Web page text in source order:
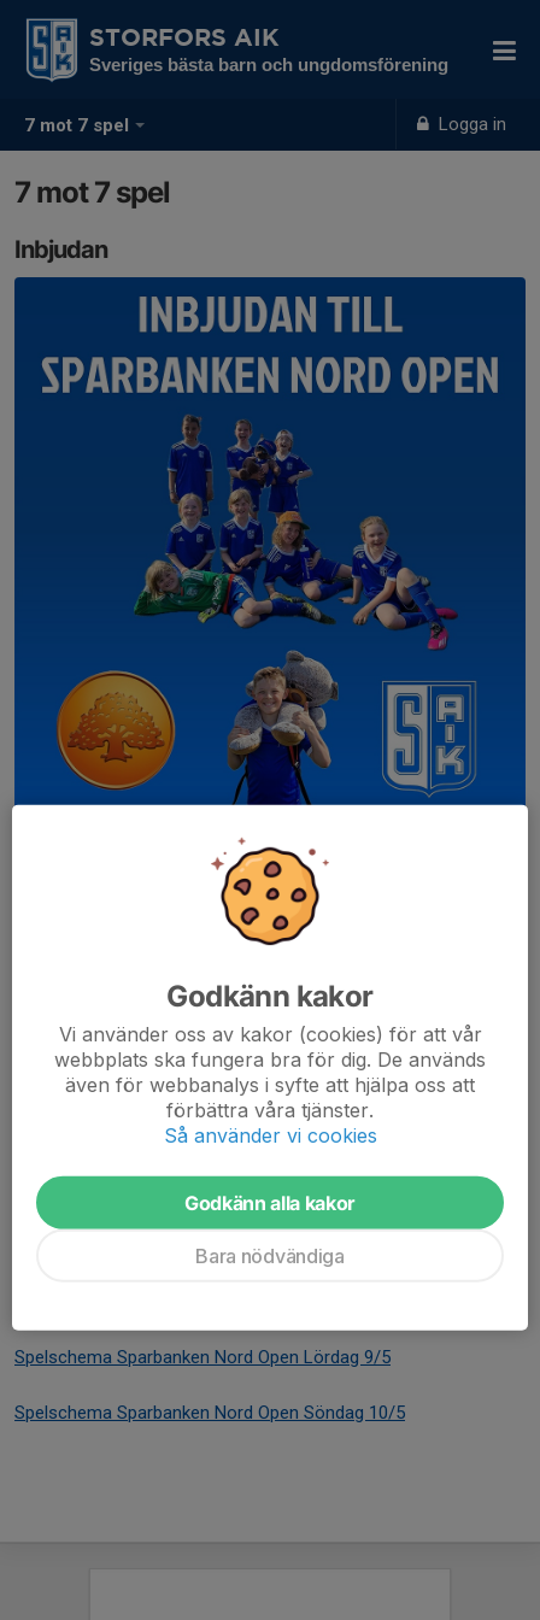
7 mot 7 spel Logga in
STORFORS AIK
Sveriges bästa barn och ungdomsförening
7 mot 7 spel
Inbjudan
Inbjudan Sparbanken Nord Open 2026 7-7 spel
F2014, P2015, P2016
Försäljning
Hamburgare, varmkorv, läsk, kaffe, fika, godis m.m.
Tävlingsreglemente
Hittar nihär
Spelschema Sparbanken Nord Open Lördag 9/5
Spelschema Sparbanken Nord Open Söndag 10/5
Godkänn kakor
Vi använder oss av kakor (cookies) för att vår
webbplats ska fungera bra för dig. De används
även för webbanalys i syfte att hjälpa oss att
förbättra våra tjänster.
Så använder vi cookies
Godkänn alla kakor
Bara nödvändiga